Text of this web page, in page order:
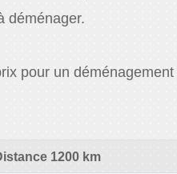
déménager.
pour un
1200 km